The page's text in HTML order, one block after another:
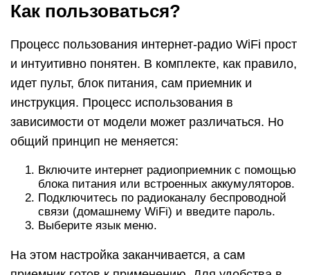
Как пользоваться?
Процесс пользования интернет-радио WiFi прост
и интуитивно понятен. В комплекте, как правило,
идет пульт, блок питания, сам приемник и
инструкция. Процесс использования в
зависимости от модели может различаться. Но
общий принцип не меняется:
Включите интернет радиоприемник с помощью
блока питания или встроенных аккумуляторов.
Подключитесь по радиоканалу беспроводной
связи (домашнему WiFi) и введите пароль.
Выберите язык меню.
На этом настройка заканчивается, а сам